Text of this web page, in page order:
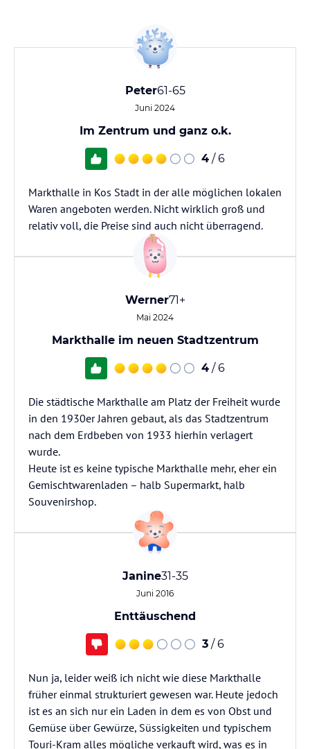
Peter61-65
Juni 2024
Im Zentrum und ganz o.k.
4 / 6
Markthalle in Kos Stadt in der alle möglichen lokalen
Waren angeboten werden. Nicht wirklich groß und
relativ voll, die Preise sind auch nicht überragend.
Werner71+
Mai 2024
Markthalle im neuen Stadtzentrum
4 / 6
Die städtische Markthalle am Platz der Freiheit wurde
in den 1930er Jahren gebaut, als das Stadtzentrum
nach dem Erdbeben von 1933 hierhin verlagert
wurde.
Heute ist es keine typische Markthalle mehr, eher ein
Gemischtwarenladen – halb Supermarkt, halb
Janine31-35
Juni 2016
Enttäuschend
3 / 6
Nun ja, leider weiß ich nicht wie diese Markthalle
früher einmal strukturiert gewesen war. Heute jedoch
ist es an sich nur ein Laden in dem es von Obst und
Gemüse über Gewürze, Süssigkeiten und typischem
Touri-Kram alles mögliche verkauft wird, was es in